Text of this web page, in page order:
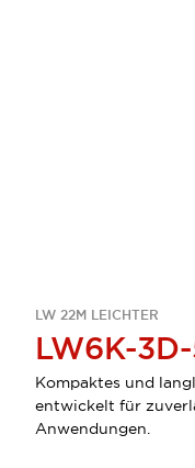
LW 22M LEICHTER
LW6K-
Kompaktes und
entwickelt für
Anwendungen.